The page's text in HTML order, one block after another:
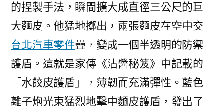
的捏製手法，瞬間擴大成直徑三公尺的巨
大麵皮。他猛地擲出，兩張麵皮在空中交
台北汽車零件疊，變成一個半透明的防禦
護盾。這就是家傳《沾醬秘笈》中記載的
「水餃皮護盾」，薄韌而充滿彈性。藍色
離子炮光束猛烈地擊中麵皮護盾，發出了